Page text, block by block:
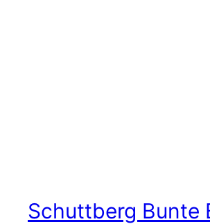
Schuttberg Bunte